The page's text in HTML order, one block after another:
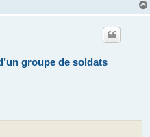
groupe de soldats